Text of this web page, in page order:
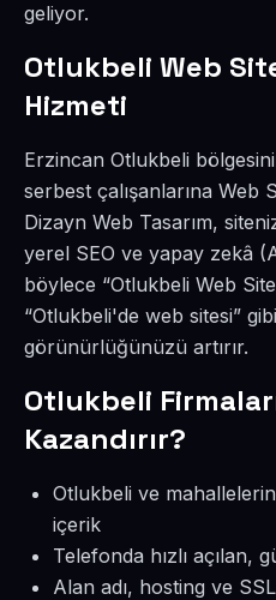
geliyor.
Otlukbeli Web
Hizmeti
Erzincan Otlukbeli
serbest çalışanlarına Web
Dizayn Web Tasarım,
yerel SEO ve yapay zekâ
böylece “Otlukbeli Web
“Otlukbeli'de web sitesi”
görünürlüğünüzü artırır.
Otlukbeli
Kazandırır?
Otlukbeli ve
içerik
Telefonda hızlı açılan,
Alan adı, hosting ve